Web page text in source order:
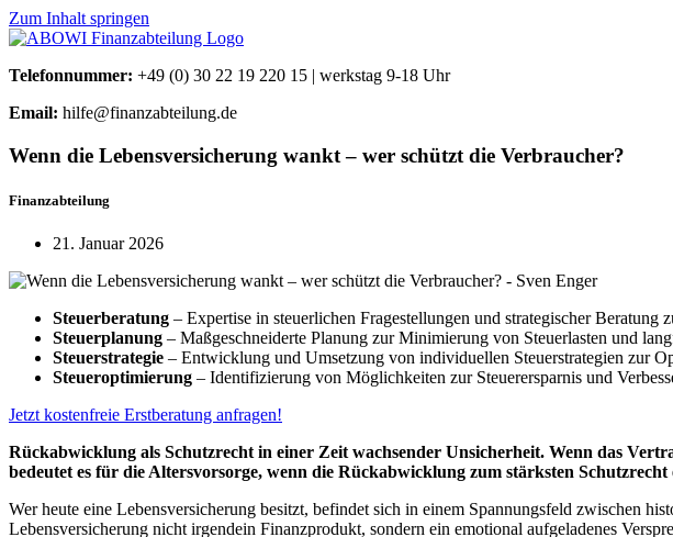
Zum Inhalt springen
Telefonnummer: +49 (0) 30 22 19 220 15 | werkstag 9-18 Uhr
Email: hilfe@finanzabteilung.de
Wenn die Lebensversicherung wankt – wer schützt die Verbraucher?
Finanzabteilung
21. Januar 2026
Steuerberatung – Expertise in steuerlichen Fragestellungen und strategischer Beratung
Steuerplanung – Maßgeschneiderte Planung zur Minimierung von Steuerlasten und
Steuerstrategie – Entwicklung und Umsetzung von individuellen Steuerstrategien zur
Steueroptimierung – Identifizierung von Möglichkeiten zur Steuerersparnis und
Jetzt kostenfreie Erstberatung anfragen!
Rückabwicklung als Schutzrecht in einer Zeit wachsender Unsicherheit. Wenn das
bedeutet es für die Altersvorsorge, wenn die Rückabwicklung zum stärksten
Wer heute eine Lebensversicherung besitzt, befindet sich in einem Spannungsfeld zwischen
Lebensversicherung nicht irgendein Finanzprodukt, sondern ein emotional aufgeladenes